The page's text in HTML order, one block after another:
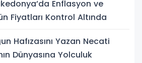
Enflasyon ve
Fiyatları Kontrol Altında
Hafızasını Yazan Necati
Dünyasına Yolculuk